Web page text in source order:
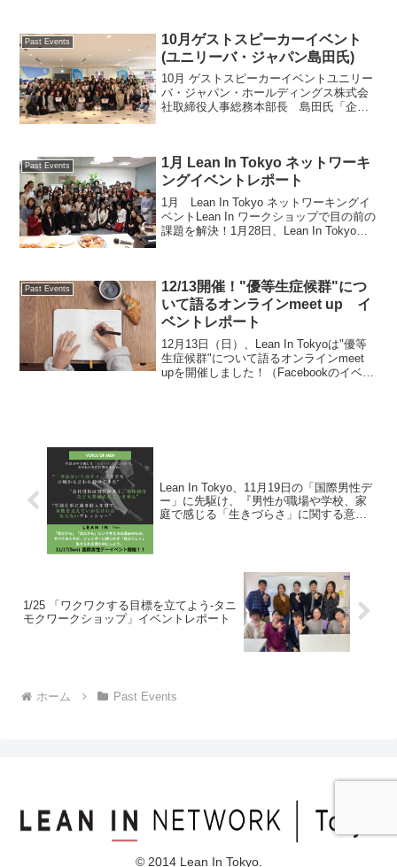
を実施しました。今回のワークショッ
プ...
Past Events
10月ゲストスピーカーイベント
(ユニリーバ・ジャパン島田氏)
10月 ゲストスピーカーイベントユニリー
バ・ジャパン・ホールディングス株式会
社取締役人事総務本部長 島田氏「企業
ベントを開催しまし...
Past Events
1月 Lean In Tokyo ネットワーキ
ングイベントレポート
1月 Lean In Tokyo ネットワーキングイ
ベントLean In ワークショップで目の前の
課題を解決！1月28日、Lean In Tokyo初
Past Events
12/13開催！"優等生症候群"につ
いて語るオンラインmeet up イ
ベントレポート
12月13日（日）、Lean In Tokyoは"優等
生症候群"について語るオンラインmeet
upを開催しました！（Facebookのイベン
Lean In Tokyo、11月19日の「国際男性デ
ー」に先駆け、『男性が職場や学校、家
庭で感じる「生きづらさ」に関する意識
1/25 「ワクワクする目標を立てよう-タニ
モクワークショップ」イベントレポート
ホーム Past Events
© 2014 Lean In Tokyo.